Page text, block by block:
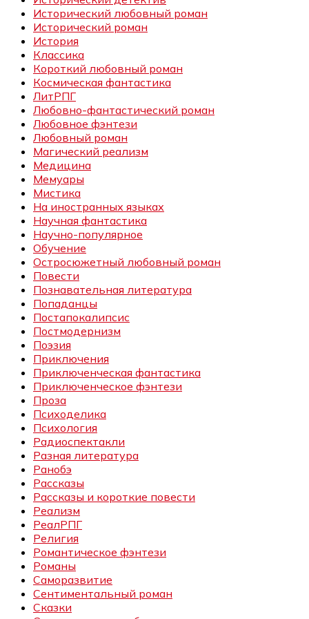
Исторический любовный роман
Исторический роман
История
Классика
Короткий любовный роман
Космическая фантастика
ЛитРПГ
Любовно-фантастический роман
Любовное фэнтези
Любовный роман
Магический реализм
Медицина
Мемуары
Мистика
На иностранных языках
Научная фантастика
Научно-популярное
Обучение
Остросюжетный любовный роман
Повести
Познавательная литература
Попаданцы
Постапокалипсис
Постмодернизм
Поэзия
Приключения
Приключенческая фантастика
Приключенческое фэнтези
Проза
Психоделика
Психология
Радиоспектакли
Разная литература
Ранобэ
Рассказы
Рассказы и короткие повести
Реализм
РеалРПГ
Религия
Романтическое фэнтези
Романы
Саморазвитие
Сентиментальный роман
Сказки